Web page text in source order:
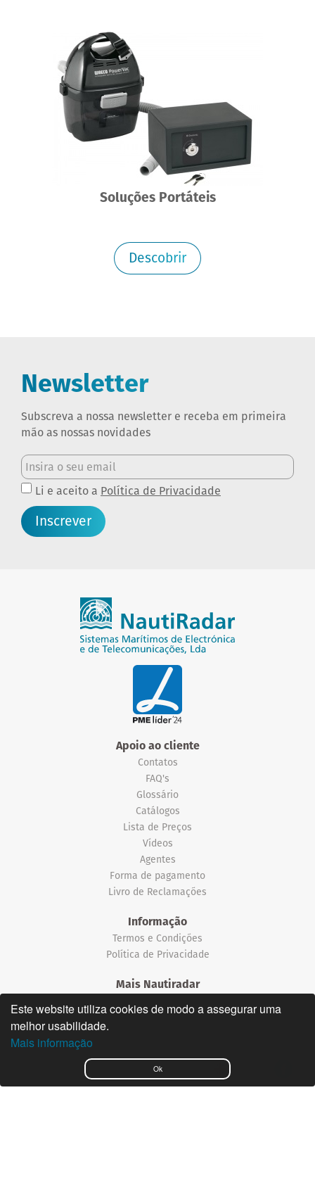
Ok
Este website utiliza cookies de modo a assegurar uma
melhor usabilidade.
Mais informação
Soluções Portáteis
Descobrir
Newsletter
Subscreva a nossa newsletter e receba em primeira
mão as nossas novidades
Li e aceito a Política de Privacidade
Inscrever
Apoio ao cliente
Contatos
FAQ's
Glossário
Catálogos
Lista de Preços
Vídeos
Agentes
Forma de pagamento
Livro de Reclamações
Informação
Termos e Condições
Política de Privacidade
Mais Nautiradar
English